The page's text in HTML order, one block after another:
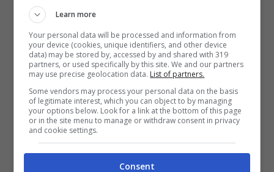
capitale Caracas e altre città venezuelane. In
particolare, hanno sospeso i volila spagnola
Iberia, la portoghese Tap, la colombiana
Avianca, la cilena Latam, la brasiliana GOL e la
Caribbean di Trinidad&Tobago.
Learn more
Your personal data will be processed and information from
your device (cookies, unique identifiers, and other device
data) may be stored by, accessed by and shared with 319
partners, or used specifically by this site. We and our partners
may use precise geolocation data. List of partners.
Some vendors may process your personal data on the basis
of legitimate interest, which you can object to by managing
your options below. Look for a link at the bottom of this page
or in the site menu to manage or withdraw consent in privacy
and cookie settings.
Consent